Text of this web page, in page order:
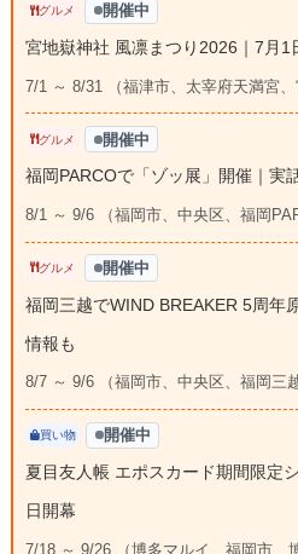
グルメ 開催中
宮地嶽神社 風凛まつり2026｜7月1
7/1 ～ 8/31 （福津市、太宰府天満宮、
グルメ 開催中
福岡PARCOで「ゾッ展」開催｜実
8/1 ～ 9/6 （福岡市、中央区、福岡
グルメ 開催中
福岡三越でWIND BREAKER 5周年
情報も
8/7 ～ 9/6 （福岡市、中央区、福岡三越
買い物 開催中
夏目友人帳 エポスカード期間限定
日開幕
7/18 ～ 9/26 （博多マルイ、福岡市、